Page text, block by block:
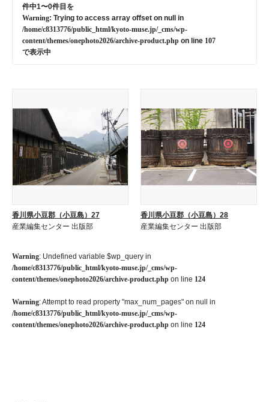
件中1〜0件目を
Warning: Trying to access array offset on null in
/home/c8313776/public_html/kyoto-muse.jp/_cms/wp-
content/themes/onephoto2026/archive-product.php on line 107
で表示中
香川県小豆郡（小豆島）27
産業編集センター 出版部
香川県小豆郡（小豆島）28
産業編集センター 出版部
Warning: Undefined variable $wp_query in
/home/c8313776/public_html/kyoto-muse.jp/_cms/wp-
content/themes/onephoto2026/archive-product.php on line 124
Warning: Attempt to read property "max_num_pages" on null in
/home/c8313776/public_html/kyoto-muse.jp/_cms/wp-
content/themes/onephoto2026/archive-product.php on line 124